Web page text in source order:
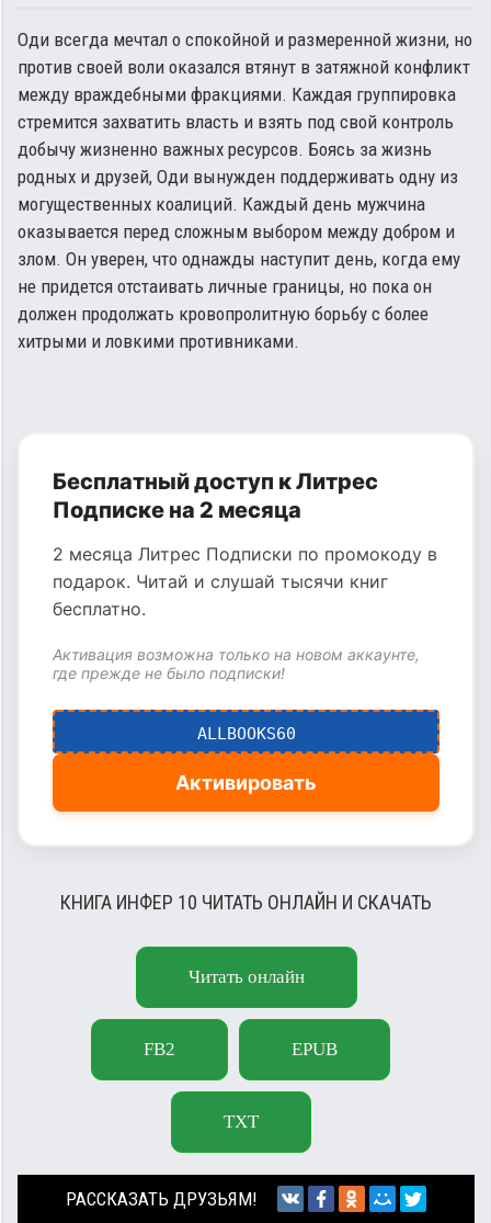
Оди всегда мечтал о спокойной и размеренной жизни, но
против своей воли оказался втянут в затяжной конфликт
между враждебными фракциями. Каждая группировка
стремится захватить власть и взять под свой контроль
добычу жизненно важных ресурсов. Боясь за жизнь
родных и друзей, Оди вынужден поддерживать одну из
могущественных коалиций. Каждый день мужчина
оказывается перед сложным выбором между добром и
злом. Он уверен, что однажды наступит день, когда ему
не придется отстаивать личные границы, но пока он
должен продолжать кровопролитную борьбу с более
хитрыми и ловкими противниками.
Бесплатный доступ к Литрес
Подписке на 2 месяца
2 месяца Литрес Подписки по промокоду в
подарок. Читай и слушай тысячи книг
бесплатно.
Активация возможна только на новом аккаунте,
где прежде не было подписки!
ALLBOOKS60
Активировать
КНИГА ИНФЕР 10 ЧИТАТЬ ОНЛАЙН И СКАЧАТЬ
Читать онлайн
FB2 EPUB
TXT
РАССКАЗАТЬ ДРУЗЬЯМ!